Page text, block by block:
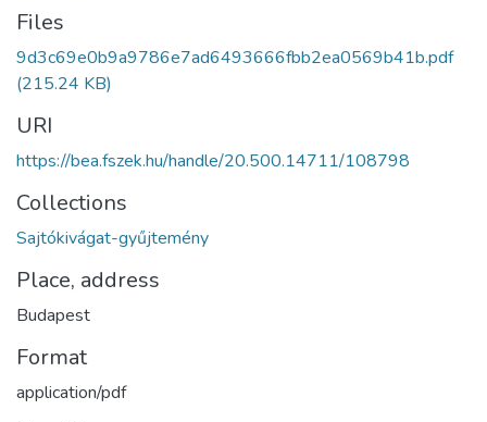
Files
9d3c69e0b9a9786e7ad6493666fbb2ea0569b41b.pdf
(215.24 KB)
URI
https://bea.fszek.hu/handle/20.500.14711/108798
Collections
Sajtókivágat-gyűjtemény
Place, address
Budapest
Format
application/pdf